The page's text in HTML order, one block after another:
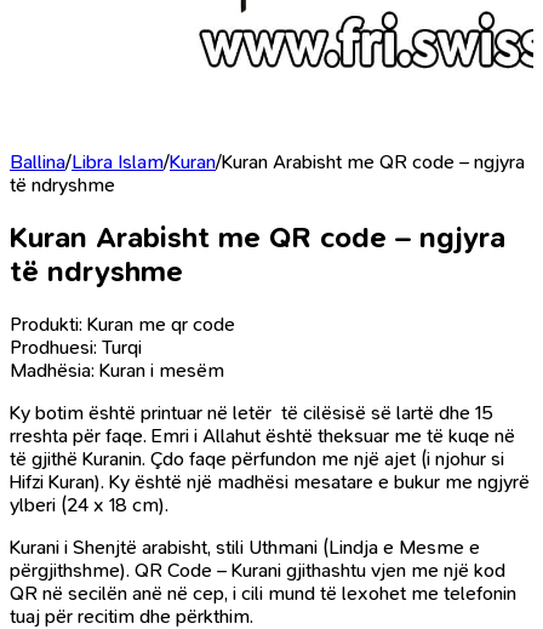
Ballina/Libra Islam/Kuran/Kuran Arabisht me QR code – ngjyra
të ndryshme
Kuran Arabisht me QR code – ngjyra
të ndryshme
Produkti: Kuran me qr code
Prodhuesi: Turqi
Madhësia: Kuran i mesëm
Ky botim është printuar në letër të cilësisë së lartë dhe 15
rreshta për faqe. Emri i Allahut është theksuar me të kuqe në
të gjithë Kuranin. Çdo faqe përfundon me një ajet (i njohur si
Hifzi Kuran). Ky është një madhësi mesatare e bukur me ngjyrë
ylberi (24 x 18 cm).
Kurani i Shenjtë arabisht, stili Uthmani (Lindja e Mesme e
përgjithshme). QR Code – Kurani gjithashtu vjen me një kod
QR në secilën anë në cep, i cili mund të lexohet me telefonin
tuaj për recitim dhe përkthim.